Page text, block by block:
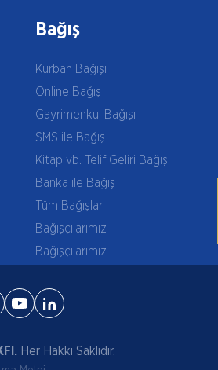
Bağış
Kurban Bağışı
Online Bağış
Gayrimenkul Bağışı
SMS ile Bağış
Kitap vb. Telif Geliri Bağışı
Banka ile Bağış
Tüm Bağışlar
Bağışçılarımız
Bağışçılarımız
Her Hakkı Saklıdır.